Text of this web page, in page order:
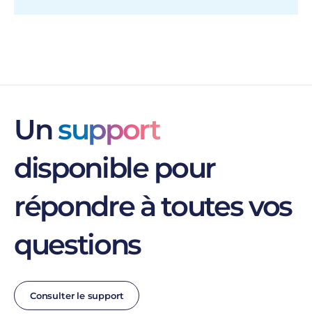
Unsupport
disponible pour
répondre à toutes vos
questions
Consulter le support